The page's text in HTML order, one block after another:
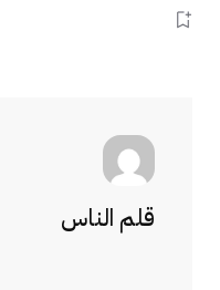
قلم الناس